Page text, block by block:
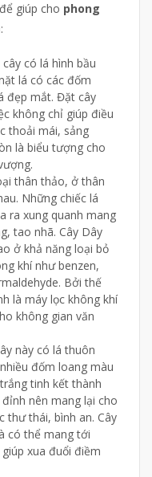
giúp cho phong
có lá hình bầu
lá có các đốm
đẹp mắt. Đặt cây
không chỉ giúp điều
thoải mái, sảng
là biểu tượng cho
thân thảo, ở thân
Những chiếc lá
ra xung quanh mang
tao nhã. Cây Dây
ở khả năng loại bỏ
khí như benzen,
Bởi thế
là máy lọc không khí
không gian văn
này có lá thuôn
đốm loang màu
tinh kết thành
nên mang lại cho
thư thái, bình an. Cây
có thể mang tới
xua đuổi điềm